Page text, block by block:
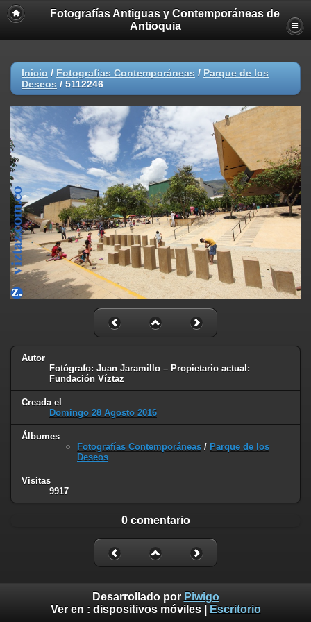
Fotografías Antiguas y Contemporáneas de
Antioquia
Inicio / Fotografías Contemporáneas / Parque de los
Deseos / 5112246
Autor
Fotógrafo: Juan Jaramillo – Propietario actual:
Fundación Víztaz
Creada el
Domingo 28 Agosto 2016
Álbumes
Fotografías Contemporáneas / Parque de los
Deseos
Visitas
9917
0 comentario
Desarrollado por Piwigo
Ver en : dispositivos móviles| Escritorio